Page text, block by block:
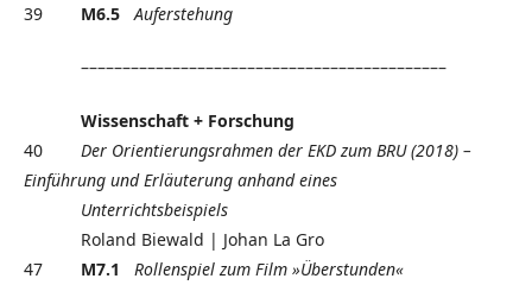
39 M6.5 Auferstehung
––––––––––––––––––––––––––––––––––––––––––––
Wissenschaft + Forschung
40 Der Orientierungsrahmen der EKD zum BRU (2018) –
Einführung und Erläuterung anhand eines
Unterrichtsbeispiels
Roland Biewald | Johan La Gro
47
M7.1
Rollenspiel zum Film »Überstunden«